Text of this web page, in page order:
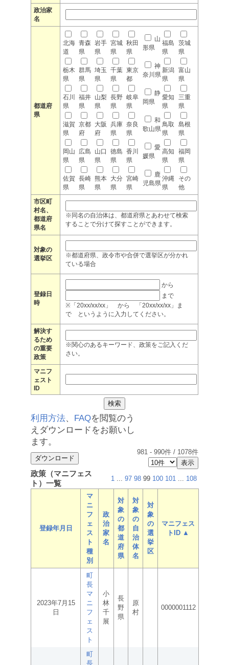
政治家
名
都道府
県
北海
道
青森
県
岩手
県
宮城
県
秋田
県
山
形県
福島
県
茨城
県
栃木
県
群馬
県
埼玉
県
千葉
県
東京
都
神
奈川県
新潟
県
富山
県
石川
県
福井
県
山梨
県
長野
県
岐阜
県
静
岡県
愛知
県
三重
県
滋賀
県
京都
府
大阪
府
兵庫
県
奈良
県
和
歌山県
鳥取
県
島根
県
岡山
県
広島
県
山口
県
徳島
県
香川
県
愛
媛県
高知
県
福岡
県
佐賀
県
長崎
県
熊本
県
大分
県
宮崎
県
鹿
児島県
沖縄
県
その
他
市区町
村名、
都道府
県名
※同名の自治体は、都道府県とあわせて検索
することで分けて探すことができます。
対象の
選挙区
※都道府県、政令市や合併で選挙区が分かれ
ている場合
登録日
時
から
まで
※「20xx/xx/xx」 から 「20xx/xx/xx」ま
で というように入力してください。
解決す
るため
の重要
政策
※関心のあるキーワード、政策をご記入くだ
さい。
マニフ
ェスト
ID
利用方法、 FAQを閲覧のう
えダウンロードをお願いし
ます。
981 - 990件 / 1078件
政策（マニフェス
ト）一覧
1 ... 97 98 99 100 101 ... 108
登録年月日
マ
ニ
フ
ェ
ス
ト
種
別
政
治
家
名
対
象
の
都
道
府
県
対
象
の
自
治
体
名
対
象
の
選
挙
区
マニフェス
トID ▲
2023年7月15
日
町
長
マ
ニ
フ
ェ
ス
ト
小
林
千
展
長
野
県
原
村
0000001112
町
長